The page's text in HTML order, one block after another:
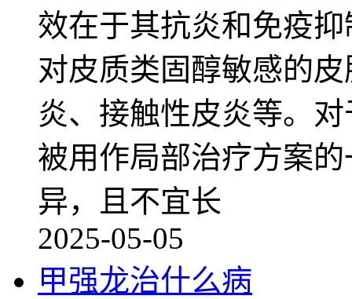
效在于其抗炎和免疫
对皮质类固醇敏感的
炎、接触性皮炎等。
被用作局部治疗方案
异，且不宜长
2025-05-05
甲强龙治什么病